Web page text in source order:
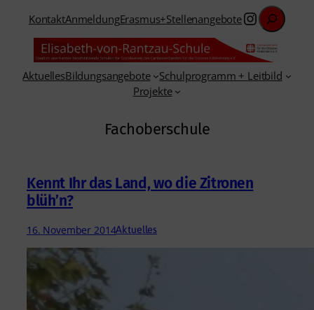
Inhalt
springen
KontaktAnmeldungErasmus+Stellenangebote
Suchen
AktuellesBildungsangebote
Schulprogramm + Leitbild
Projekte
Fachoberschule
Kennt Ihr das Land, wo die Zitronen
blüh’n?
16. November 2014Aktuelles